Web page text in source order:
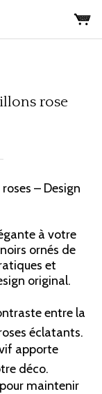
rose
– Design
à votre
ornés de
et
original.
entre la
éclatants.
apporte
déco.
maintenir